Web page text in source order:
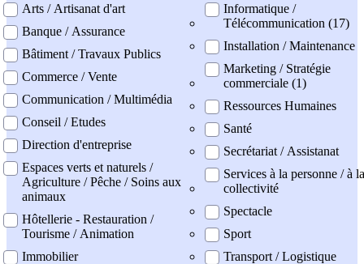
Arts / Artisanat d'art
Banque / Assurance
Bâtiment / Travaux Publics
Commerce / Vente
Communication / Multimédia
Conseil / Etudes
Direction d'entreprise
Espaces verts et naturels /
Agriculture / Pêche / Soins aux
animaux
Hôtellerie - Restauration /
Tourisme / Animation
Immobilier
Informatique /
Télécommunication (17)
Installation / Maintenance
Marketing / Stratégie
commerciale (1)
Ressources Humaines
Santé
Secrétariat / Assistanat
Services à la personne / à la
collectivité
Spectacle
Sport
Transport / Logistique